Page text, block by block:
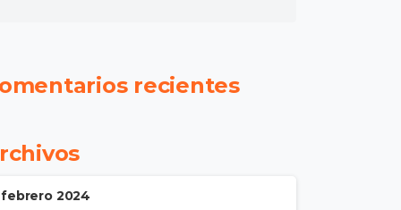
recientes
febrero 2024